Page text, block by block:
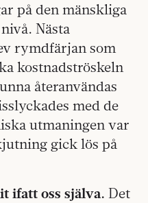
på den mänskliga
Nästa
rymdfärjan som
kostnadströskeln
återanvändas
med de
utmaningen var
gick lös på
ifatt oss själva. Det